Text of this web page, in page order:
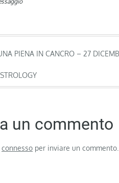
PIENA IN CANCRO – 27
un commento
connesso per inviare un commento.